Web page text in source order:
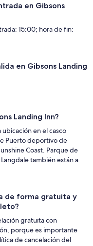
en Gibsons
15:00; hora de fin:
en Gibsons Landing
Landing Inn?
en el casco
Puerto deportivo de
Coast. Parque de
también están a
de forma gratuita y
gratuita con
porque es importante
de cancelación del